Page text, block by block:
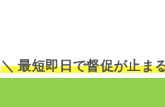
＼ 最短即日で督促が止ま